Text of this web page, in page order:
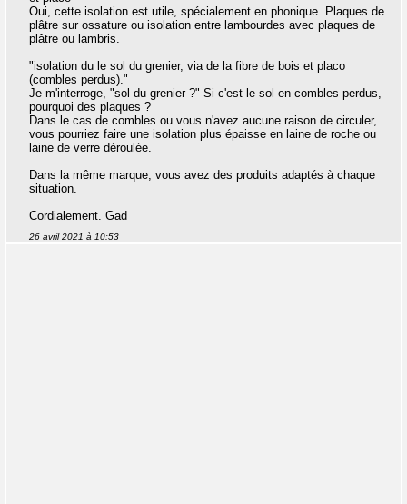
Oui, cette isolation est utile, spécialement en phonique. Plaques de
plâtre sur ossature ou isolation entre lambourdes avec plaques de
plâtre ou lambris.
"isolation du le sol du grenier, via de la fibre de bois et placo
(combles perdus)."
Je m'interroge, "sol du grenier ?" Si c'est le sol en combles perdus,
pourquoi des plaques ?
Dans le cas de combles ou vous n'avez aucune raison de circuler,
vous pourriez faire une isolation plus épaisse en laine de roche ou
laine de verre déroulée.
Dans la même marque, vous avez des produits adaptés à chaque
situation.
Cordialement. Gad
26 avril 2021 à 10:53